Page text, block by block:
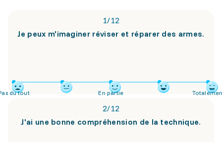
1/12
Je peux m'imaginer réviser et réparer des armes.
du tout En partie
2/12
J'ai une bonne compréhension de la technique.